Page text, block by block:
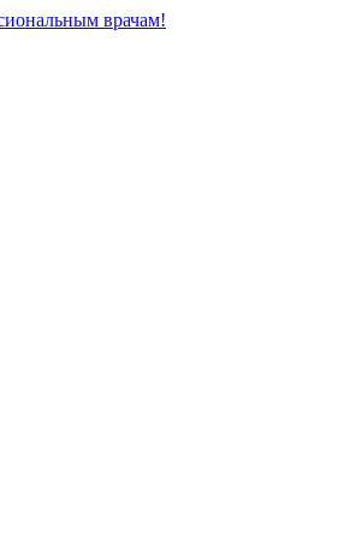
врачам!